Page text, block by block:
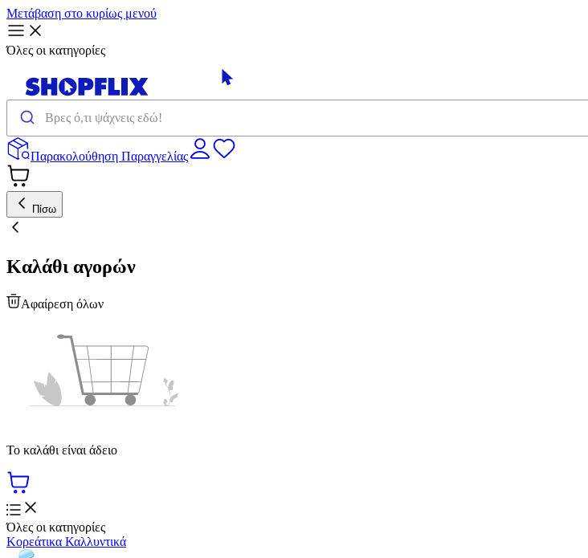
Μετάβαση στο κυρίως μενού
Όλες οι κατηγορίες
Παρακολούθηση Παραγγελίας
Πίσω
Καλάθι αγορών
Αφαίρεση όλων
Το καλάθι είναι άδειο
Όλες οι κατηγορίες
Κορεάτικα Καλλυντικά